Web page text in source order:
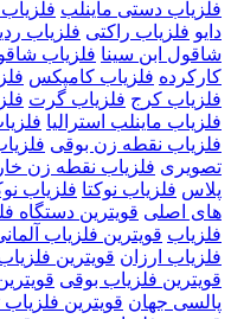
فلزیاب دستی ماینلب
دایو فلزیاب راکتی فلزیاب
شاقول ابن سینا فلزیاب
کارکرده فلزیاب کامپکس
فلزیاب کرج فلزیاب گرت
فلزیاب ماینلب استرالیا
فلزیاب نقطه زن بوقی
تصویری فلزیاب نقطه زن
پلاس فلزیاب نوکتا فلزیاب
های اصلی قویترین دستگاه
فلزیاب قویترین فلزیاب
فلزیاب ارزان قویترین
قویترین فلزیاب بوقی
پالسی جهان قویترین فلزیاب